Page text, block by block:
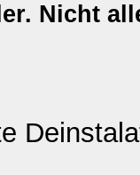
Nicht